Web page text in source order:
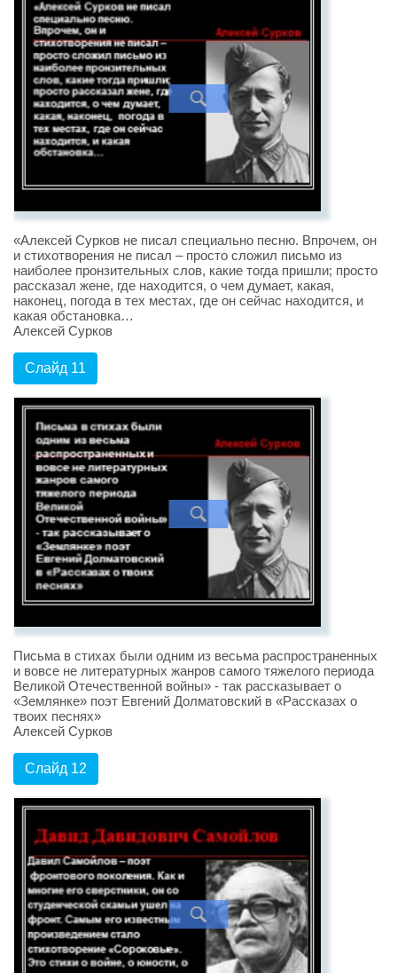
«Алексей Сурков не писал специально песню. Впрочем, он
и стихотворения не писал – просто сложил письмо из
наиболее пронзительных слов, какие тогда пришли; просто
рассказал жене, где находится, о чем думает, какая,
наконец, погода в тех местах, где он сейчас находится, и
какая обстановка…
Алексей Сурков
Слайд 11
Письма в стихах были одним из весьма распространенных
и вовсе не литературных жанров самого тяжелого периода
Великой Отечественной войны» - так рассказывает о
«Землянке» поэт Евгений Долматовский в «Рассказах о
твоих песнях»
Алексей Сурков
Слайд 12